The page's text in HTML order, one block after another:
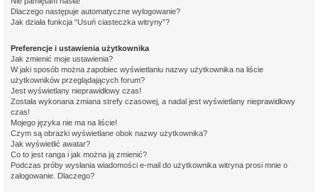
Dlaczego następuje automatyczne wylogowanie?
Jak działa funkcja “Usuń ciasteczka witryny”?
Preferencje i ustawienia użytkownika
Jak zmienić moje ustawienia?
W jaki sposób można zapobiec wyświetlaniu nazwy użytkownika na liście
użytkowników przeglądających forum?
Jest wyświetlany nieprawidłowy czas!
Została wykonana zmiana strefy czasowej, a nadal jest wyświetlany nieprawidłowy
czas!
Mojego języka nie ma na liście!
Czym są obrazki wyświetlane obok nazwy użytkownika?
Jak wyświetlić awatar?
Co to jest ranga i jak można ją zmienić?
Podczas próby wysłania wiadomości e-mail do użytkownika witryna prosi mnie o
zalogowanie. Dlaczego?